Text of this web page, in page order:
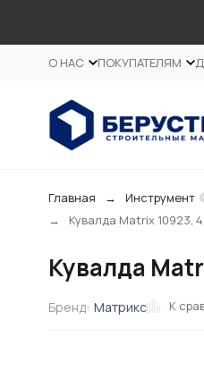
О НАС ПОКУПАТЕЛЯМ
Главная Инструмент
Кувалда Matrix 10923,
Кувалда
Бренд: Матрикс К